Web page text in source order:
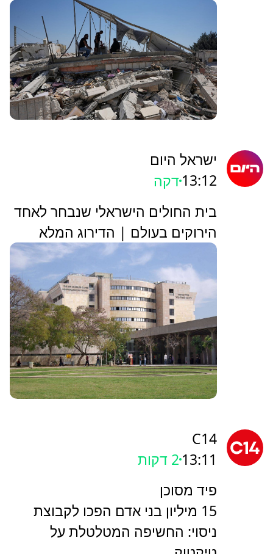
ישראל היום
13:12דקה
בית החולים הישראלי שנבחר לאחד
הירוקים בעולם | הדירוג המלא
C14
13:11 2 דקות
פיד מסוכן
15 מיליון בני אדם הפכו לקבוצת
ניסוי: החשיפה המטלטלת על